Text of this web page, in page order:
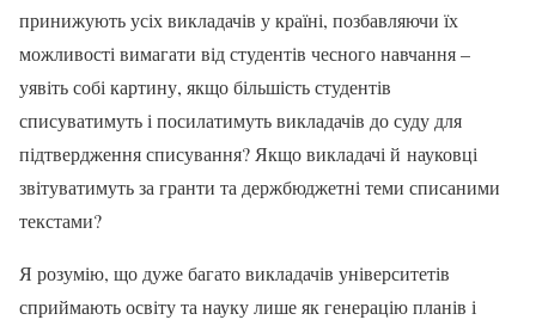
принижують усіх викладачів у країні, позбавляючи їх
можливості вимагати від студентів чесного навчання –
уявіть собі картину, якщо більшість студентів
списуватимуть і посилатимуть викладачів до суду для
підтвердження списування? Якщо викладачі й науковці
звітуватимуть за гранти та держбюджетні теми списаними
текстами?
Я розумію, що дуже багато викладачів університетів
сприймають освіту та науку лише як генерацію планів і